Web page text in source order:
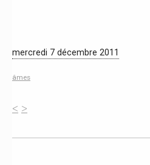
mercredi 7 décembre 2011
âmes
< >